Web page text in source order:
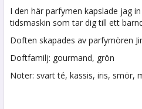
I den här parfymen kapslade jag
tidsmaskin som tar dig till ett
Doften skapades av parfymören
Doftfamilj: gourmand, grön
Noter: svart té, kassis, iris, smör,